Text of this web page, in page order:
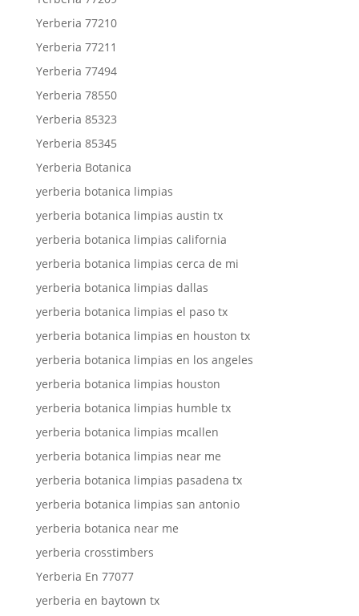
Yerberia 77210
Yerberia 77211
Yerberia 77494
Yerberia 78550
Yerberia 85323
Yerberia 85345
Yerberia Botanica
yerberia botanica limpias
yerberia botanica limpias austin tx
yerberia botanica limpias california
yerberia botanica limpias cerca de mi
yerberia botanica limpias dallas
yerberia botanica limpias el paso tx
yerberia botanica limpias en houston tx
yerberia botanica limpias en los angeles
yerberia botanica limpias houston
yerberia botanica limpias humble tx
yerberia botanica limpias mcallen
yerberia botanica limpias near me
yerberia botanica limpias pasadena tx
yerberia botanica limpias san antonio
yerberia botanica near me
yerberia crosstimbers
Yerberia En 77077
yerberia en baytown tx